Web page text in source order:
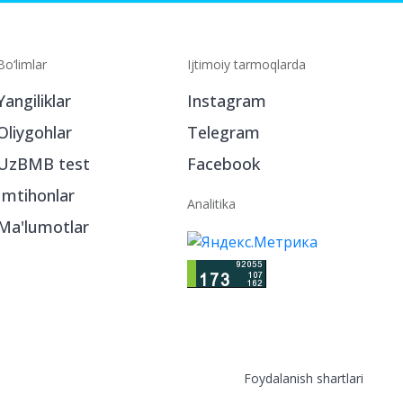
test
Ijtimoiy tarmoqlarda
Instagram
Telegram
Facebook
Analitika
Foydalanish shartlari